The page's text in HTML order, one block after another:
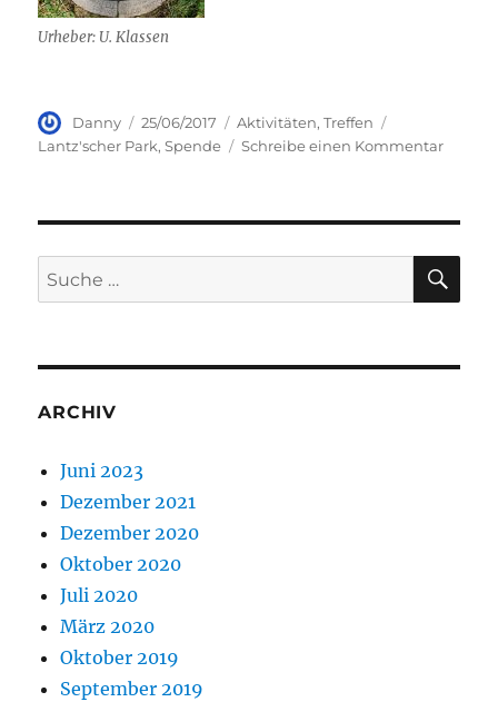
Urheber: U. Klassen
Autor
Danny
Veröffentlicht
am
25/06/2017 Kategorien
Aktivitäten,Treffen
Lantz'scher Park,Spende Schreibe einen Kommentarzu
Suche
nach:
ARCHIV
Juni 2023
Dezember 2021
Dezember 2020
Oktober 2020
Juli 2020
März 2020
Oktober 2019
September 2019